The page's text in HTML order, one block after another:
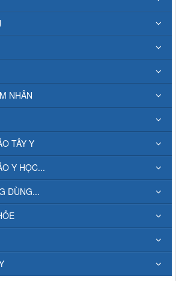
NHÂN
TÂY Y
Y HỌC...
DÙNG...